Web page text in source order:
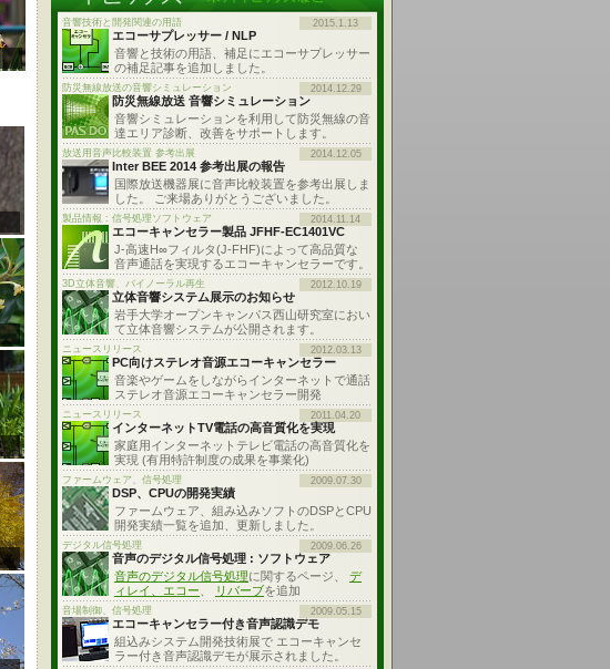
音響技術と開発関連の用語 2015.1.13
エコーサプレッサー / NLP
音響と技術の用語、補足にエコーサプレッサー
の補足記事を追加しました。
防災無線放送の音響シミュレーション 2014.12.29
防災無線放送 音響シミュレーション
音響シミュレーションを利用して防災無線の音
達エリア診断、改善をサポートします。
放送用音声比較装置 参考出展 2014.12.05
Inter BEE 2014 参考出展の報告
国際放送機器展に音声比較装置を参考出展しま
した。 ご来場ありがとうございました。
製品情報 : 信号処理ソフトウェア 2014.11.14
エコーキャンセラー製品 JFHF-EC1401VC
J-高速H∞フィルタ(J-FHF)によって高品質な
音声通話を実現するエコーキャンセラーです。
3D立体音響、バイノーラル再生 2012.10.19
立体音響システム展示のお知らせ
岩手大学オープンキャンパス西山研究室におい
て立体音響システムが公開されます。
ニュースリリース 2012.03.13
PC向けステレオ音源エコーキャンセラー
音楽やゲームをしながらインターネットで通話
ステレオ音源エコーキャンセラー開発
ニュースリリース 2011.04.20
インターネットTV電話の高音質化を実現
家庭用インターネットテレビ電話の高音質化を
実現 (有用特許制度の成果を事業化)
ファームウェア、信号処理 2009.07.30
DSP、CPUの開発実績
ファームウェア、組み込みソフトのDSPとCPU
開発実績一覧を追加、更新しました。
デジタル信号処理 2009.06.26
音声のデジタル信号処理 : ソフトウェア
音声のデジタル信号処理に関するページ、 デ
ィレイ、エコー
リバーブを追加
音場制御、信号処理 2009.05.15
エコーキャンセラー付き音声認識デモ
組込みシステム開発技術展で エコーキャンセ
ラー付き音声認識デモが展示されました。